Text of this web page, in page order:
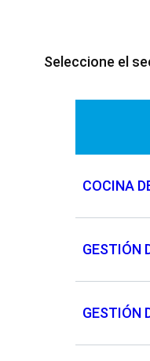
Seleccione el
COCINA
GESTIÓN
GESTIÓN